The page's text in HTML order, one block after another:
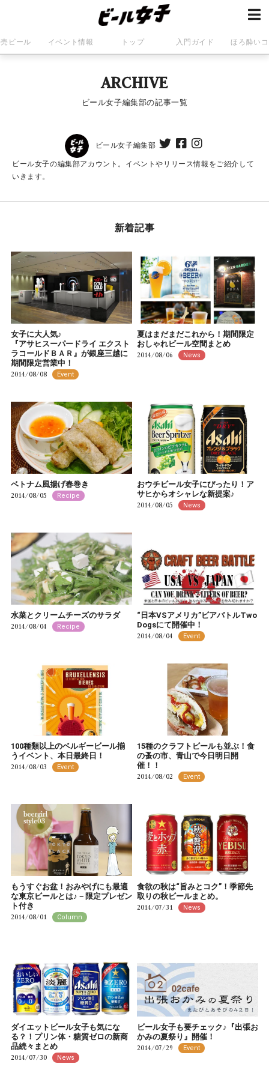
ビール イベント情報 トップ 入門ガイド ほろ酔い
ARCHIVE
ビール女子編集部の記事一覧
ビール女子編集部
ビール女子の編集部アカウント。イベントやリリース情報をご紹介して
いきます。
新着記事
女子に大人気♪
『アサヒスーパードライ エクスト
ラコールドＢＡＲ』が銀座三越に
期間限定営業中！
2014/08/08 Event
夏はまだまだこれから！期間限定
おしゃれビール空間まとめ
2014/08/06 News
ベトナム風揚げ春巻き
2014/08/05 Recipe
おウチビール女子にぴったり！ア
サヒからオシャレな新提案♪
2014/08/05 News
水菜とクリームチーズのサラダ
2014/08/04 Recipe
“日本VSアメリカ”ビアバトルTwo
Dogsにて開催中！
2014/08/04 Event
100種類以上のベルギービール揃
うイベント、本日最終日！
2014/08/03 Event
15種のクラフトビールも並ぶ！食
の蚤の市、青山で今日明日開
催！！
2014/08/02 Event
もうすぐお盆！おみやげにも最適
な東京ビールとは♪－限定プレゼン
ト付き
2014/08/01 Column
食欲の秋は“旨みとコク”！季節先
取りの秋ビールまとめ。
2014/07/31 News
ダイエットビール女子も気にな
る？！プリン体・糖質ゼロの新商
品続々まとめ
2014/07/30 News
ビール女子も要チェック♪『出張お
かみの夏祭り』開催！
2014/07/29 Event